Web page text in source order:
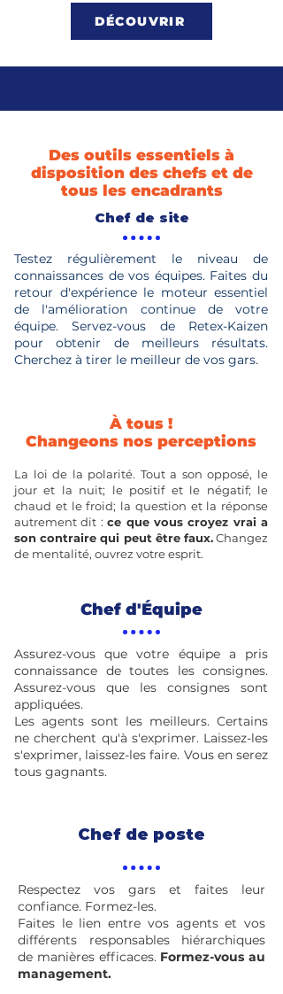
DÉCOUVRIR
Des outils essentiels à
disposition des chefs et de
tous les encadrants
Chef de site
Testez régulièrement le niveau de
connaissances de vos équipes. Faites du
retour d'expérience le moteur essentiel
de l'amélioration continue de votre
équipe. Servez-vous de Retex-Kaizen
pour obtenir de meilleurs résultats.
Cherchez à tirer le meilleur de vos gars.
À tous !
Changeons nos perceptions
La loi de la polarité. Tout a son opposé, le
jour et la nuit; le positif et le négatif; le
chaud et le froid; la question et la réponse
autrement dit :ce que vous croyez vrai a
son contraire qui peut être faux.Changez
de mentalité, ouvrez votre esprit.
Chef d'Équipe
Assurez-vous que votre équipe a pris
connaissance de toutes les consignes.
Assurez-vous que les consignes sont
appliquées.
Les agents sont les meilleurs. Certains
ne cherchent qu'à s'exprimer. Laissez-les
s'exprimer, laissez-les faire. Vous en serez
tous gagnants.
Chef de poste
Respectez vos gars et faites leur
confiance. Formez-les.
Faites le lien entre vos agents et vos
différents responsables hiérarchiques
de manières efficaces. Formez-vous au
management.